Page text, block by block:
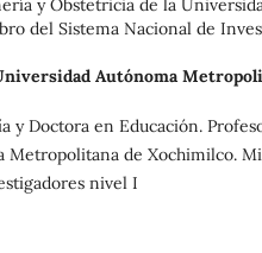
y Obstetricia de la
del Sistema Nacional de
Autónoma
y Doctora en Educación.
Metropolitana de Xochimilco.
nivel I